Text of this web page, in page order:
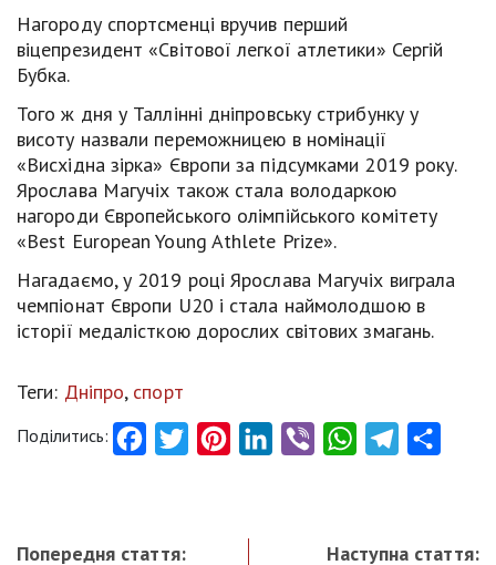
Нагороду спортсменці вручив перший
віцепрезидент «Світової легкої атлетики» Сергій
Бубка.
Того ж дня у Таллінні дніпровську стрибунку у
висоту назвали переможницею в номінації
«Висхідна зірка» Європи за підсумками 2019 року.
Ярослава Магучіх також стала володаркою
нагороди Європейського олімпійського комітету
«Best European Young Athlete Prize».
Нагадаємо, у 2019 році Ярослава Магучіх виграла
чемпіонат Європи U20 і стала наймолодшою в
історії медалісткою дорослих світових змагань.
Теги: Дніпро, спорт
Поділитись: FacebookTwitter PinterestLinkedInViber WhatsAppTelegram
Попередня стаття: Наступна стаття: